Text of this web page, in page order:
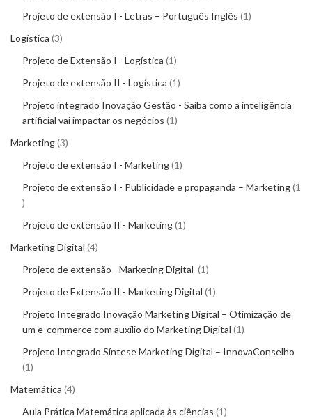
Projeto de extensão I - Letras – Português Inglês 1
Logística 3
Projeto de Extensão I - Logística 1
Projeto de extensão II - Logística 1
Projeto integrado Inovação Gestão - Saiba como a inteligência
artificial vai impactar os negócios 1
Marketing 3
Projeto de extensão I - Marketing 1
Projeto de extensão I - Publicidade e propaganda – Marketing 1
Projeto de extensão II - Marketing 1
Marketing Digital 4
Projeto de extensão - Marketing Digital
1
Projeto de Extensão II - Marketing Digital 1
Projeto Integrado Inovação Marketing Digital – Otimização de
um e-commerce com auxílio do Marketing Digital 1
Projeto Integrado Síntese Marketing Digital – InnovaConselho
1
Matemática 4
Aula Prática Matemática aplicada às ciências 1